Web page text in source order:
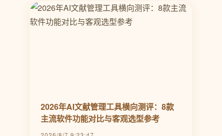
2026年AI文献管理工具横向测评：8款
主流软件功能对比与客观选型参考